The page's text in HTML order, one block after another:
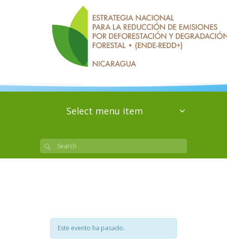
Select menu item
Este evento ha pasado.